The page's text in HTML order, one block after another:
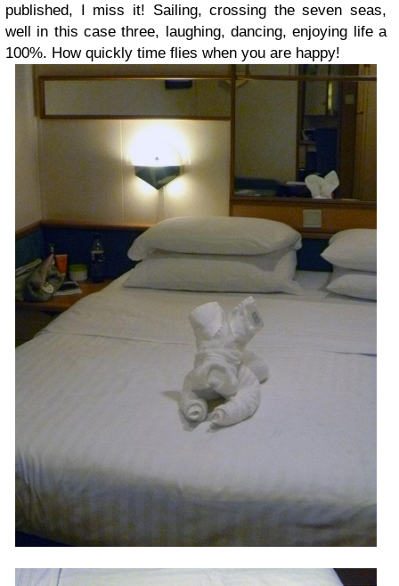
published, I miss it! Sailing, crossing the seven seas,
well in this case three, laughing, dancing, enjoying life a
100%. How quickly time flies when you are happy!